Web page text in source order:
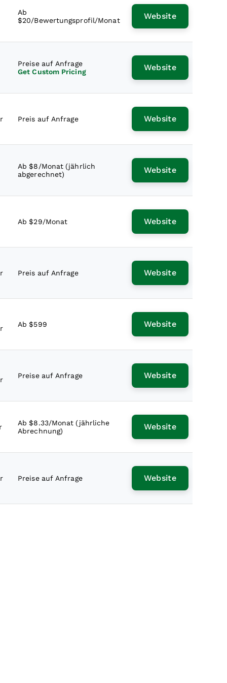
Ab
$20/Bewertungsprofil/Monat
Website
Preise auf Anfrage
Get Custom Pricing
Website
Preis auf Anfrage Website
Ab $8/Monat (jährlich
abgerechnet)
Website
Ab $29/Monat Website
Preis auf Anfrage Website
Ab $599 Website
Preise auf Anfrage Website
Ab $8.33/Monat (jährliche
Abrechnung)
Website
Preise auf Anfrage Website